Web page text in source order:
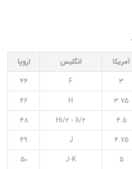
آمریکا انگلیس
اروپا
3
F
44
3.75
H
46
4.5
H1/2 - I1/2
48
4.75
J
49
5
J-K
50